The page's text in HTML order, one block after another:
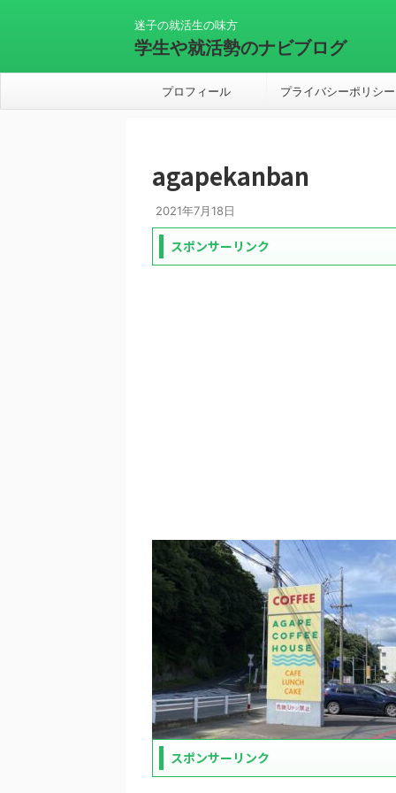
迷子の就活生の味方
学生や就活勢のナビブログ
プロフィール プライバシーポリシー
agapekanban
2021年7月18日
スポンサーリンク
スポンサーリンク